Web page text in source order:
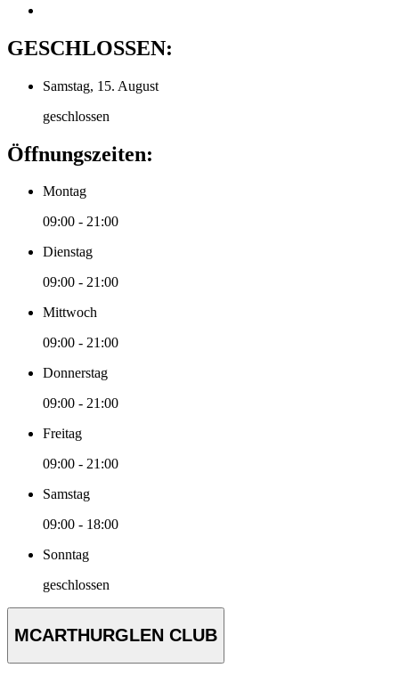
GESCHLOSSEN:
Samstag, 15. August
geschlossen
Öffnungszeiten:
Montag
09:00 - 21:00
Dienstag
09:00 - 21:00
Mittwoch
09:00 - 21:00
Donnerstag
09:00 - 21:00
Freitag
09:00 - 21:00
Samstag
09:00 - 18:00
Sonntag
geschlossen
MCARTHURGLEN CLUB